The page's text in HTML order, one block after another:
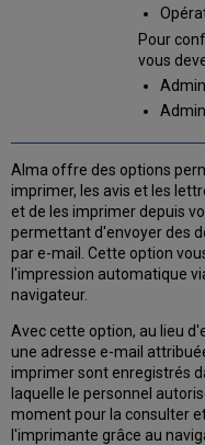
d'attente
d'impression
Impression
rapide
automatisée
Impression
rapide
sélective
Pour
vous
Alma offre des options
imprimer, les avis et les
et de les imprimer depuis
permettant d'envoyer des
par e-mail. Cette option
l'impression automatique
navigateur.
Avec cette option, au lieu
une adresse e-mail
imprimer sont enregistrés
laquelle le personnel
moment pour la consulter
l'imprimante grâce au